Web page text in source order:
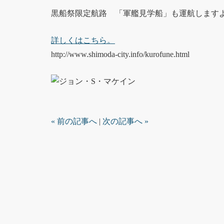
黒船祭限定航路 「軍艦見学船」も運航します
詳しくはこちら。
http://www.shimoda-city.info/kurofune.html
« 前の記事へ | 次の記事へ »